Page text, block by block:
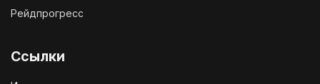
Рейдпрогресс
Ссылки